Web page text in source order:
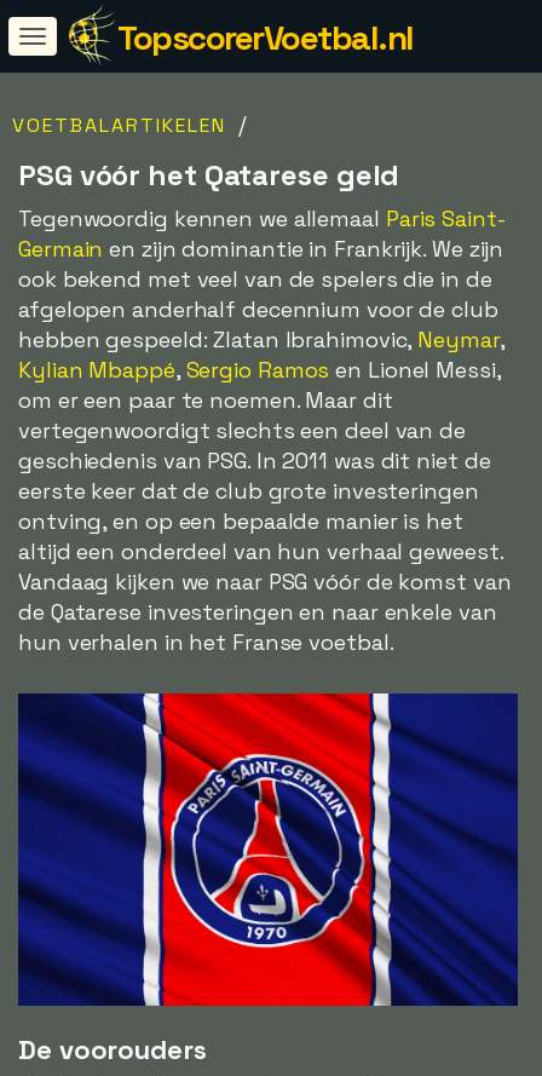
TopscorerVoetbal.nl
VOETBALARTIKELEN /
PSG vóór het Qatarese geld
Tegenwoordig kennen we allemaal Paris Saint-
Germain en zijn dominantie in Frankrijk. We zijn
ook bekend met veel van de spelers die in de
afgelopen anderhalf decennium voor de club
hebben gespeeld: Zlatan Ibrahimovic, Neymar,
Kylian Mbappé, Sergio Ramos en Lionel Messi,
om er een paar te noemen. Maar dit
vertegenwoordigt slechts een deel van de
geschiedenis van PSG. In 2011 was dit niet de
eerste keer dat de club grote investeringen
ontving, en op een bepaalde manier is het
altijd een onderdeel van hun verhaal geweest.
Vandaag kijken we naar PSG vóór de komst van
de Qatarese investeringen en naar enkele van
hun verhalen in het Franse voetbal.
De voorouders